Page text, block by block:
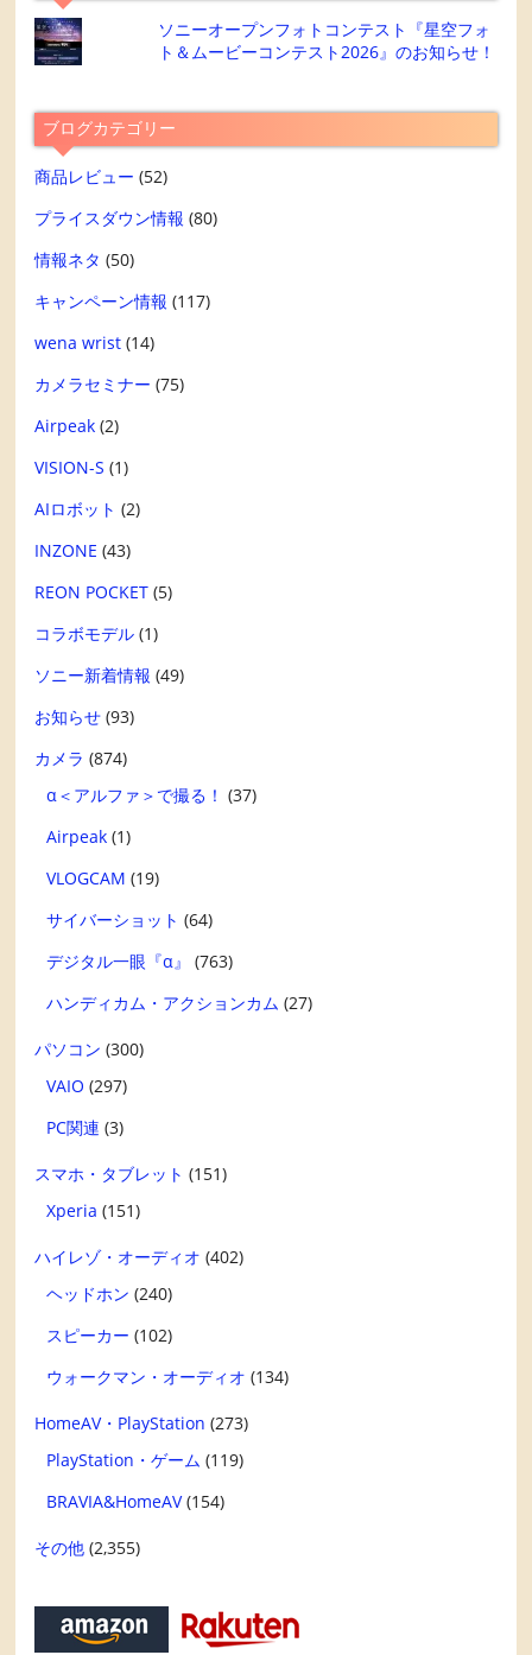
ソニーオープンフォトコンテスト『星空フォ
ト＆ムービーコンテスト2026』のお知らせ！
ブログカテゴリー
商品レビュー (52)
プライスダウン情報 (80)
情報ネタ (50)
キャンペーン情報 (117)
wena wrist (14)
カメラセミナー (75)
Airpeak (2)
VISION-S (1)
AIロボット (2)
INZONE (43)
REON POCKET (5)
コラボモデル (1)
ソニー新着情報 (49)
お知らせ (93)
カメラ (874)
α＜アルファ＞で撮る！ (37)
Airpeak (1)
VLOGCAM (19)
サイバーショット (64)
デジタル一眼『α』
(763)
ハンディカム・アクションカム (27)
パソコン (300)
VAIO (297)
PC関連 (3)
スマホ・タブレット (151)
Xperia (151)
ハイレゾ・オーディオ (402)
ヘッドホン (240)
スピーカー (102)
ウォークマン・オーディオ (134)
HomeAV・PlayStation (273)
PlayStation・ゲーム (119)
BRAVIA&HomeAV(154)
その他 (2,355)